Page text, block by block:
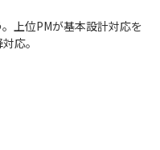
上位PMが基本設計対応を
応。